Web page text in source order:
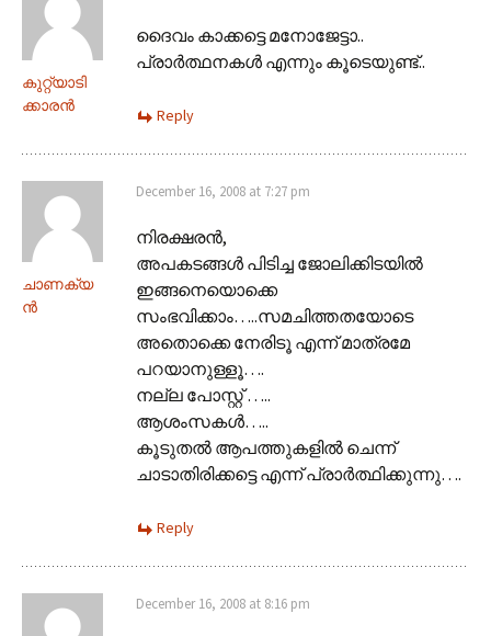
കുറ്റ്യാടി
ക്കാരന്‍
ദൈവം കാക്കട്ടെ മനോജേട്ടാ..
പ്രാര്‍ത്ഥനകള്‍ എന്നും കൂടെയുണ്ട്..
Reply
ചാണക്യ
ന്‍
December 16, 2008 at 7:27 pm
നിരക്ഷരന്‍,
അപകടങ്ങള്‍ പിടിച്ച ജോലിക്കിടയില്‍
ഇങ്ങനെയൊക്കെ
സംഭവിക്കാം…..സമചിത്തതയോടെ
അതൊക്കെ നേരിടൂ എന്ന് മാത്രമേ
പറയാനുള്ളൂ….
നല്ല പോസ്റ്റ് …..
ആശംസകള്‍…..
കൂടുതല്‍ ആപത്തുകളില്‍ ചെന്ന്
ചാടാതിരിക്കട്ടെ എന്ന് പ്രാര്‍ത്ഥിക്കുന്നു….
Reply
December 16, 2008 at 8:16 pm